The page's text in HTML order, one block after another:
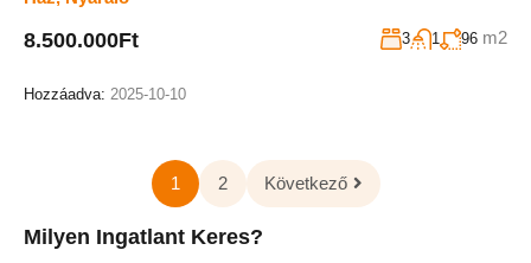
8.500.000Ft 3 1 96 m2
Hozzáadva: 2025-10-10
1 2 Következő
Milyen Ingatlant Keres?